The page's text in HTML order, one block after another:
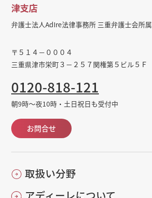
津支店
弁護士法人AdIre法律事務所 三重弁護士会所属
〒５１４－０００４
三重県津市栄町３－２５７関権第５ビル５Ｆ
0120-818-121
朝9時～夜10時・土日祝日も受付中
お問合せ
取扱い分野